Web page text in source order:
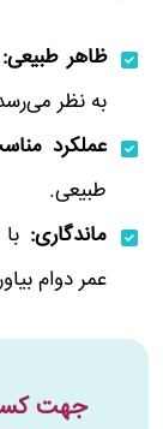
ظاهر
به نظر
عملکرد
طبیعی.
ماندگاری:
عمر دوام
جهت